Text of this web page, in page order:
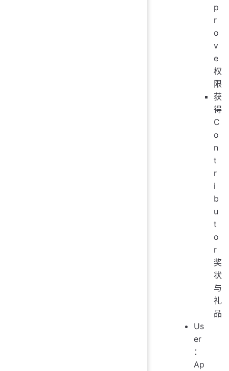
p
r
o
v
e
权
限
获
得
C
o
n
t
r
i
b
u
t
o
r
奖
状
与
礼
品
Us
er
：
Ap